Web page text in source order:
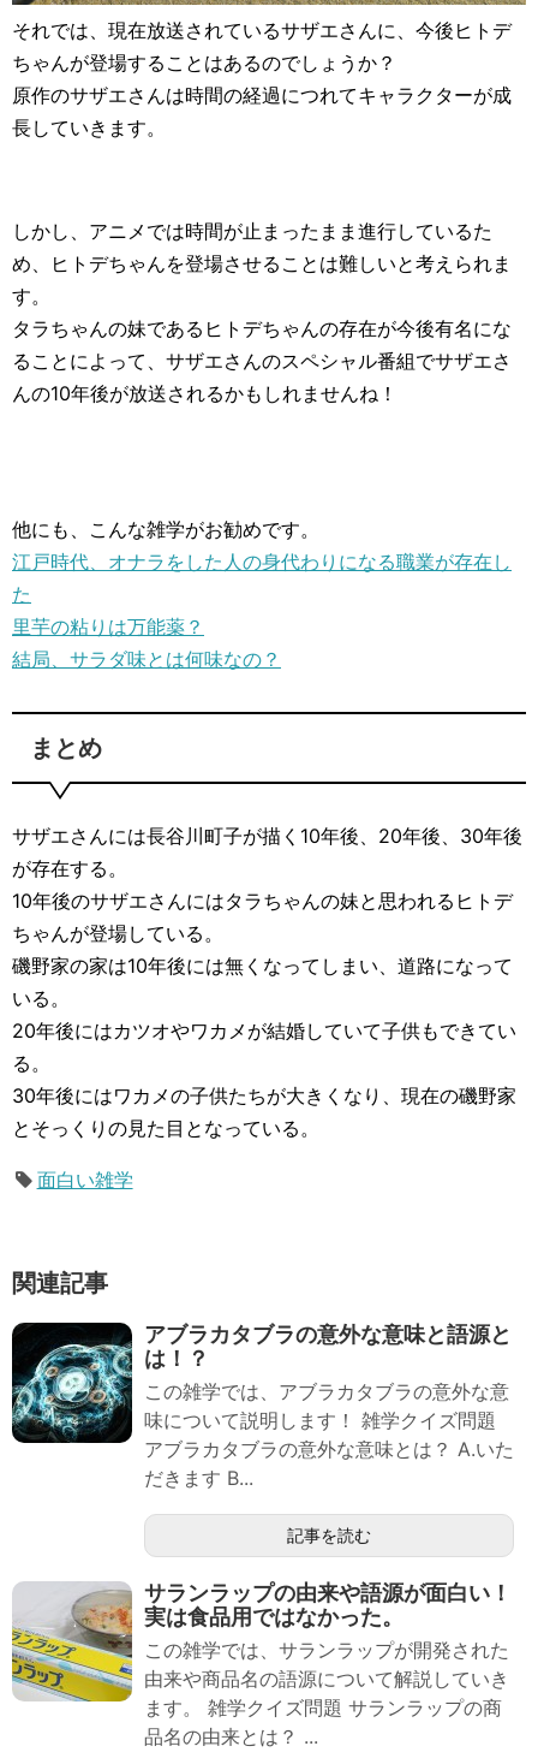
それでは、現在放送されているサザエさんに、今後ヒトデ
ちゃんが登場することはあるのでしょうか？
原作のサザエさんは時間の経過につれてキャラクターが成
長していきます。
しかし、アニメでは時間が止まったまま進行しているた
め、ヒトデちゃんを登場させることは難しいと考えられま
す。
タラちゃんの妹であるヒトデちゃんの存在が今後有名にな
ることによって、サザエさんのスペシャル番組でサザエさ
んの10年後が放送されるかもしれませんね！
他にも、こんな雑学がお勧めです。
江戸時代、オナラをした人の身代わりになる職業が存在し
た
里芋の粘りは万能薬？
結局、サラダ味とは何味なの？
まとめ
サザエさんには長谷川町子が描く10年後、20年後、30年後
が存在する。
10年後のサザエさんにはタラちゃんの妹と思われるヒトデ
ちゃんが登場している。
磯野家の家は10年後には無くなってしまい、道路になって
いる。
20年後にはカツオやワカメが結婚していて子供もできてい
る。
30年後にはワカメの子供たちが大きくなり、現在の磯野家
とそっくりの見た目となっている。
面白い雑学
関連記事
アブラカタブラの意外な意味と語源と
は！？
この雑学では、アブラカタブラの意外な意
味について説明します！ 雑学クイズ問題
アブラカタブラの意外な意味とは？ A.いた
だきます B...
記事を読む
サランラップの由来や語源が面白い！
実は食品用ではなかった。
この雑学では、サランラップが開発された
由来や商品名の語源について解説していき
ます。 雑学クイズ問題 サランラップの商
品名の由来とは？ ...